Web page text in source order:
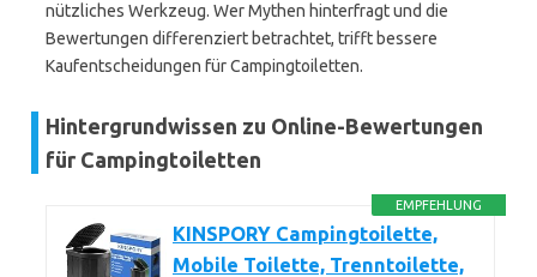
nützliches Werkzeug. Wer Mythen hinterfragt und die
Bewertungen differenziert betrachtet, trifft bessere
Kaufentscheidungen für Campingtoiletten.
Hintergrundwissen zu Online-Bewertungen
für Campingtoiletten
EMPFEHLUNG
KINSPORY Campingtoilette,
Mobile Toilette, Trenntoilette,